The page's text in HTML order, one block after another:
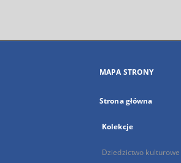
MAPA STRONY
Strona główna
Kolekcje
Dziedzictwo kulturowe